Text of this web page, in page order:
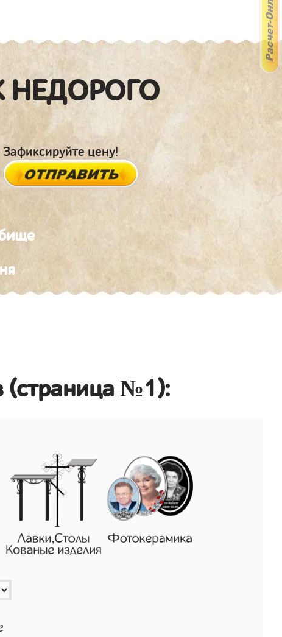
НЕДОРОГО
Зафиксируйте цену!
(страница №1):